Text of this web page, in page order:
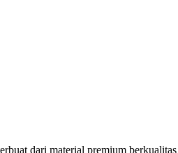
dari material premium